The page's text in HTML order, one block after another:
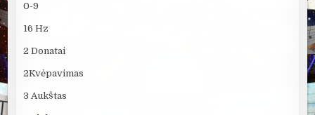
0-9
16 Hz
2 Donatai
2Kvėpavimas
3 Aukštas